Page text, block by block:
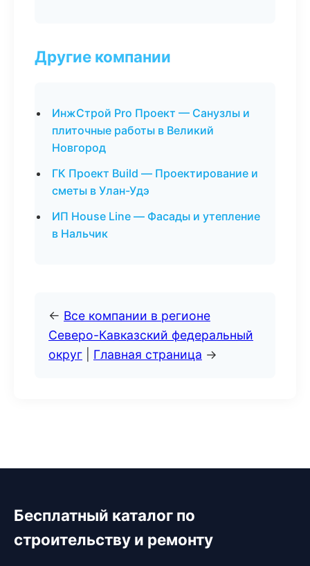
Другие компании
ИнжСтрой Pro Проект — Санузлы и
плиточные работы в Великий
Новгород
ГК Проект Build — Проектирование и
сметы в Улан-Удэ
ИП House Line — Фасады и утепление
в Нальчик
← Все компании в регионе
Северо-Кавказский федеральный
округ
Главная страница →
Бесплатный каталог по
строительству и ремонту